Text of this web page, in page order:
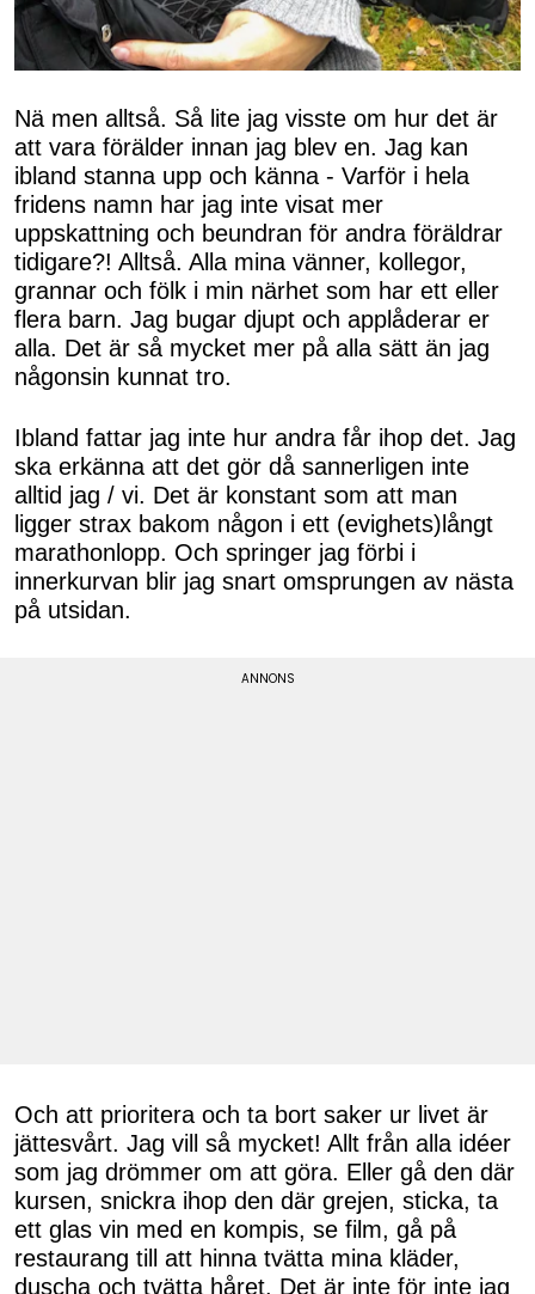
Nä men alltså. Så lite jag visste om hur det är
att vara förälder innan jag blev en. Jag kan
ibland stanna upp och känna - Varför i hela
fridens namn har jag inte visat mer
uppskattning och beundran för andra föräldrar
tidigare?! Alltså. Alla mina vänner, kollegor,
grannar och fölk i min närhet som har ett eller
flera barn. Jag bugar djupt och applåderar er
alla. Det är så mycket mer på alla sätt än jag
någonsin kunnat tro.
Ibland fattar jag inte hur andra får ihop det. Jag
ska erkänna att det gör då sannerligen inte
alltid jag / vi. Det är konstant som att man
ligger strax bakom någon i ett (evighets)långt
marathonlopp. Och springer jag förbi i
innerkurvan blir jag snart omsprungen av nästa
på utsidan.
Och att prioritera och ta bort saker ur livet är
jättesvårt. Jag vill så mycket! Allt från alla idéer
som jag drömmer om att göra. Eller gå den där
kursen, snickra ihop den där grejen, sticka, ta
ett glas vin med en kompis, se film, gå på
restaurang till att hinna tvätta mina kläder,
duscha och tvätta håret. Det är inte för inte jag